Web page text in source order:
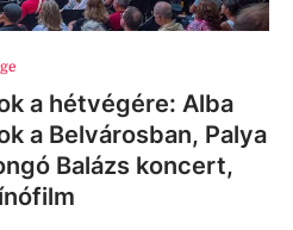
a hétvégére: Alba
a Belvárosban, Palya
Balázs koncert,